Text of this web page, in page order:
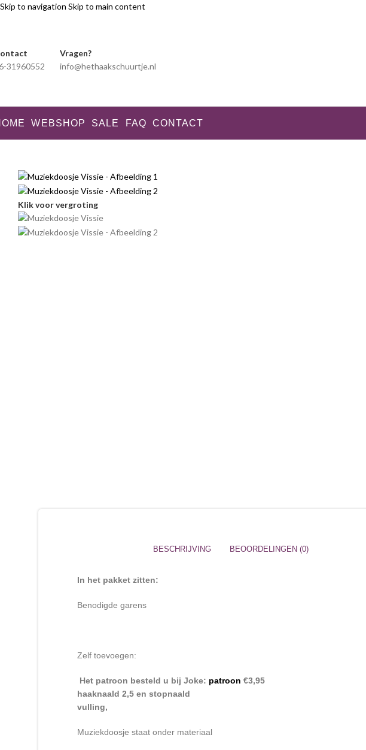
Skip to navigation Skip to main content
31960552
Vragen?
info@hethaakschuurtje.nl
WEBSHOP SALE FAQ CONTACT
Klik voor vergroting
BESCHRIJVING BEOORDELINGEN (0)
In het pakket zitten:
Benodigde garens
Zelf toevoegen:
Het patroon besteld u bij Joke: patroon €3,95
haaknaald 2,5 en stopnaald
vulling,
Muziekdoosje staat onder materiaal